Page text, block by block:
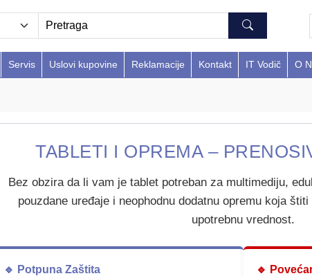
Servis Uslovi kupovine Reklamacije Kontakt IT Vodič O
TABLETI I OPREMA –
Bez obzira da li vam je tablet potreban za multimediju,
pouzdane uređaje i neophodnu dodatnu opremu koja
upotrebnu vrednost.
🔹 Potpuna Zaštita
🔹